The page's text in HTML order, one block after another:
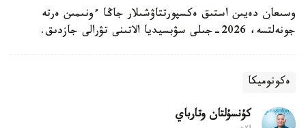
وسىعان دەيىن استىق ەكسپورتتاۋشىلار جاڭا ءونىمىن ەرتە
جونەلتسە، 2026-جىلى سۋبسيديا الاتىنى تۋرالى جازدىق.
ەكونوميكا
كۇنسۇلتان وتارباي